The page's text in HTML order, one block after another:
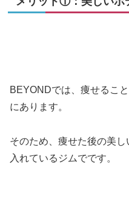
BEYONDでは、痩せるこ
にあります。
そのため、痩せた後の美
入れているジムでです。